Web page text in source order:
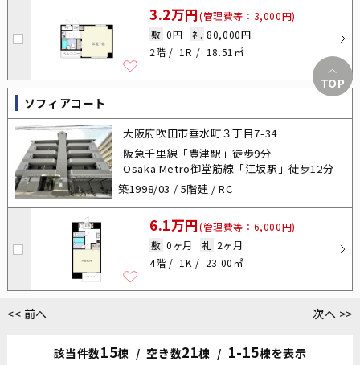
3.2万円(管理費等：3,000円)
敷 0円 礼 80,000円
2階
1R 18.51㎡
ソフィアコート
大阪府吹田市垂水町３丁目7-34
阪急千里線「豊津駅」徒歩9分
Osaka Metro御堂筋線「江坂駅」徒歩12分
築1998/03 / 5階建 / RC
6.1万円(管理費等：6,000円)
敷 0ヶ月 礼 2ヶ月
4階
1K 23.00㎡
<< 前へ 次へ >>
該当件数15棟 空き数21棟 1-15棟を表示
TOP